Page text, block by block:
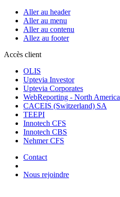
Aller au header
Aller au menu
Aller au contenu
Allez au footer
Accès client
OLIS
Uptevia Investor
Uptevia Corporates
WebReporting - North America
CACEIS (Switzerland) SA
TEEPI
Innotech CFS
Innotech CBS
Nehmer CFS
Contact
Nous rejoindre